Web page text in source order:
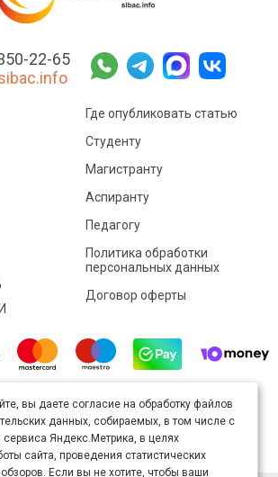
22-65
Где опубликовать статью
Студенту
Магистранту
Аспиранту
Педагогу
Политика обработки
персональных данных
Договор оферты
произведение доступно полицензии Creative
Commons «Attribution» («Атрибуция») 4.0
Непортированная.
Карта сайта
вы даете согласие на обработку файлов
данных, собираемых, в том числе с
Яндекс.Метрика, в целях
сайта, проведения статистических
Если вы не хотите, чтобы ваши